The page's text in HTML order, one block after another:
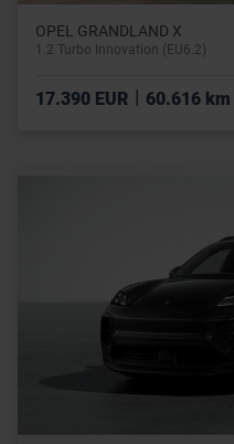
OPEL GRANDLAND X
1.2 Turbo Innovation (EU6.2)
17.390 EUR 60.616 km